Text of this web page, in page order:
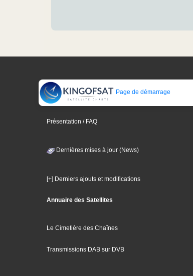
Page de démarrage
Présentation / FAQ
Dernières mises à jour (News)
[+] Derniers ajouts et modifications
Annuaire des Satellites
Le Cimetière des Chaînes
Transmissions DAB sur DVB